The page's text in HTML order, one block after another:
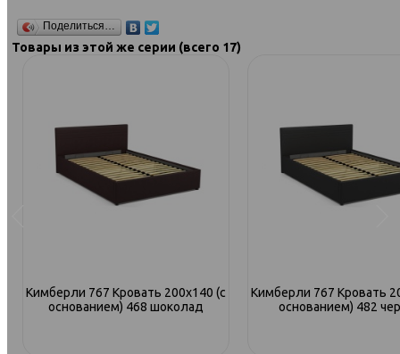
Поделиться…
Товары из этой же серии (всего 17)
Кимберли 767 Кровать 200х140 (с
основанием) 468 шоколад
Кимберли 767 Кровать
основанием) 482